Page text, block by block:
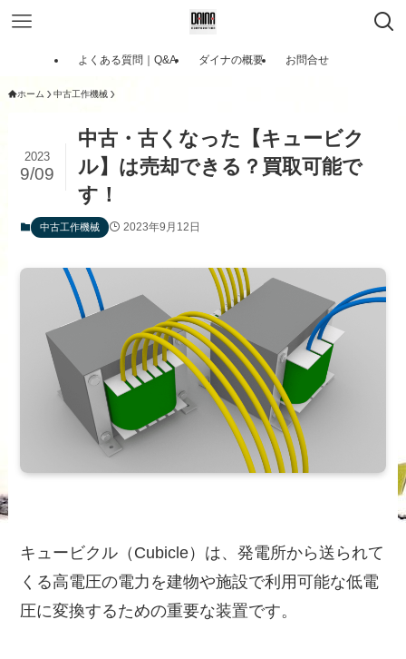
よくある質問｜Q&A ダイナの概要 お問合せ
ホーム 中古工作機械
中古・古くなった【キュービク
ル】は売却できる？買取可能で
す！
2023
9/09
中古工作機械 2023年9月12日
キュービクル（Cubicle）は、発電所から送られて
くる高電圧の電力を建物や施設で利用可能な低電
圧に変換するための重要な装置です。